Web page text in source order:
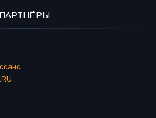
ПАРТНЁРЫ